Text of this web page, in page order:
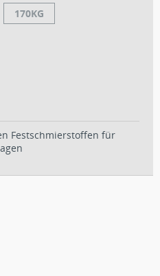
170KG
Festschmierstoffen für